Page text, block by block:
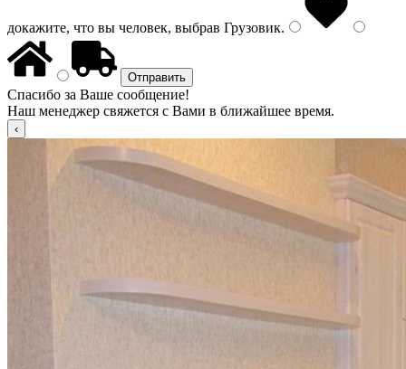
докажите, что вы человек, выбрав Грузовик.
Спасибо за Ваше сообщение!
Наш менеджер свяжется с Вами в ближайшее время.